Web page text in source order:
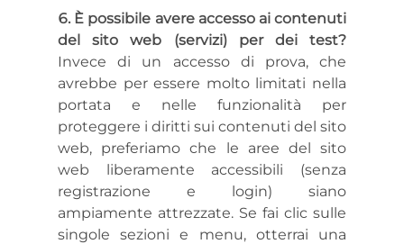
È possibile avere accesso ai contenuti
del sito web (servizi) per dei test?
Invece di un accesso di prova, che
avrebbe per essere molto limitati nella
portata e nelle funzionalità per
proteggere i diritti sui contenuti del sito
web, preferiamo che le aree del sito
web liberamente accessibili (senza
registrazione e login) siano
ampiamente attrezzate. Se fai clic sulle
singole sezioni e menu, otterrai una